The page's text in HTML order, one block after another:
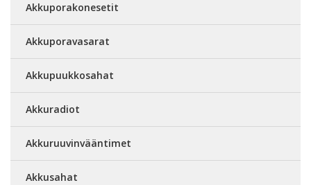
Akkuporakonesetit
Akkuporavasarat
Akkupuukkosahat
Akkuradiot
Akkuruuvinvääntimet
Akkusahat